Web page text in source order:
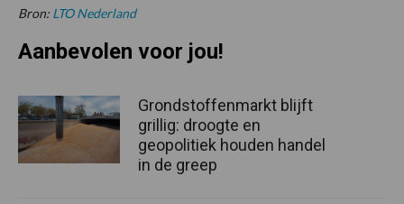
Bron: LTO Nederland
Aanbevolen voor jou!
Grondstoffenmarkt blijft
grillig: droogte en
geopolitiek houden handel
in de greep